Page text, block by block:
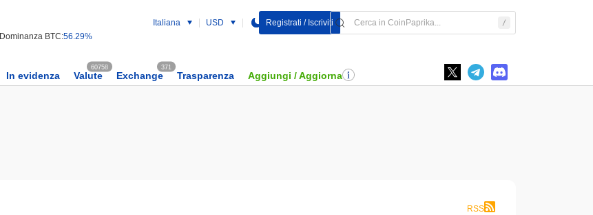
Dominanza BTC:56.29%
Italiana USD Registrati / Iscriviti
In evidenza Valute
60758
Exchange
371
Trasparenza Aggiungi / Aggiorna
RSS